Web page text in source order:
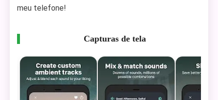
meu telefone!
Capturas de tela